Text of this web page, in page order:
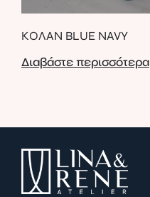
ΚΟΛΑΝ BLUE NAVY
Διαβάστε περισσότερα